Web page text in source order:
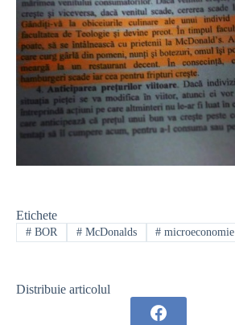
Etichete
#BOR #McDonalds # microeconomie
Distribuie articolul